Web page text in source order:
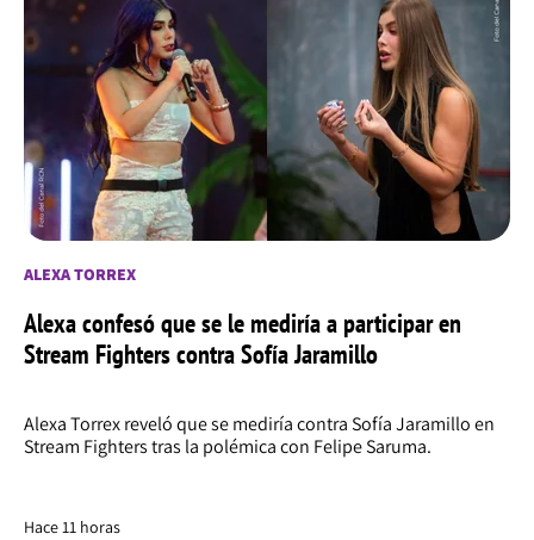
ALEXA TORREX
Alexa confesó que se le mediría a participar en
Stream Fighters contra Sofía Jaramillo
Alexa Torrex reveló que se mediría contra Sofía Jaramillo en
Stream Fighters tras la polémica con Felipe Saruma.
Hace 11 horas